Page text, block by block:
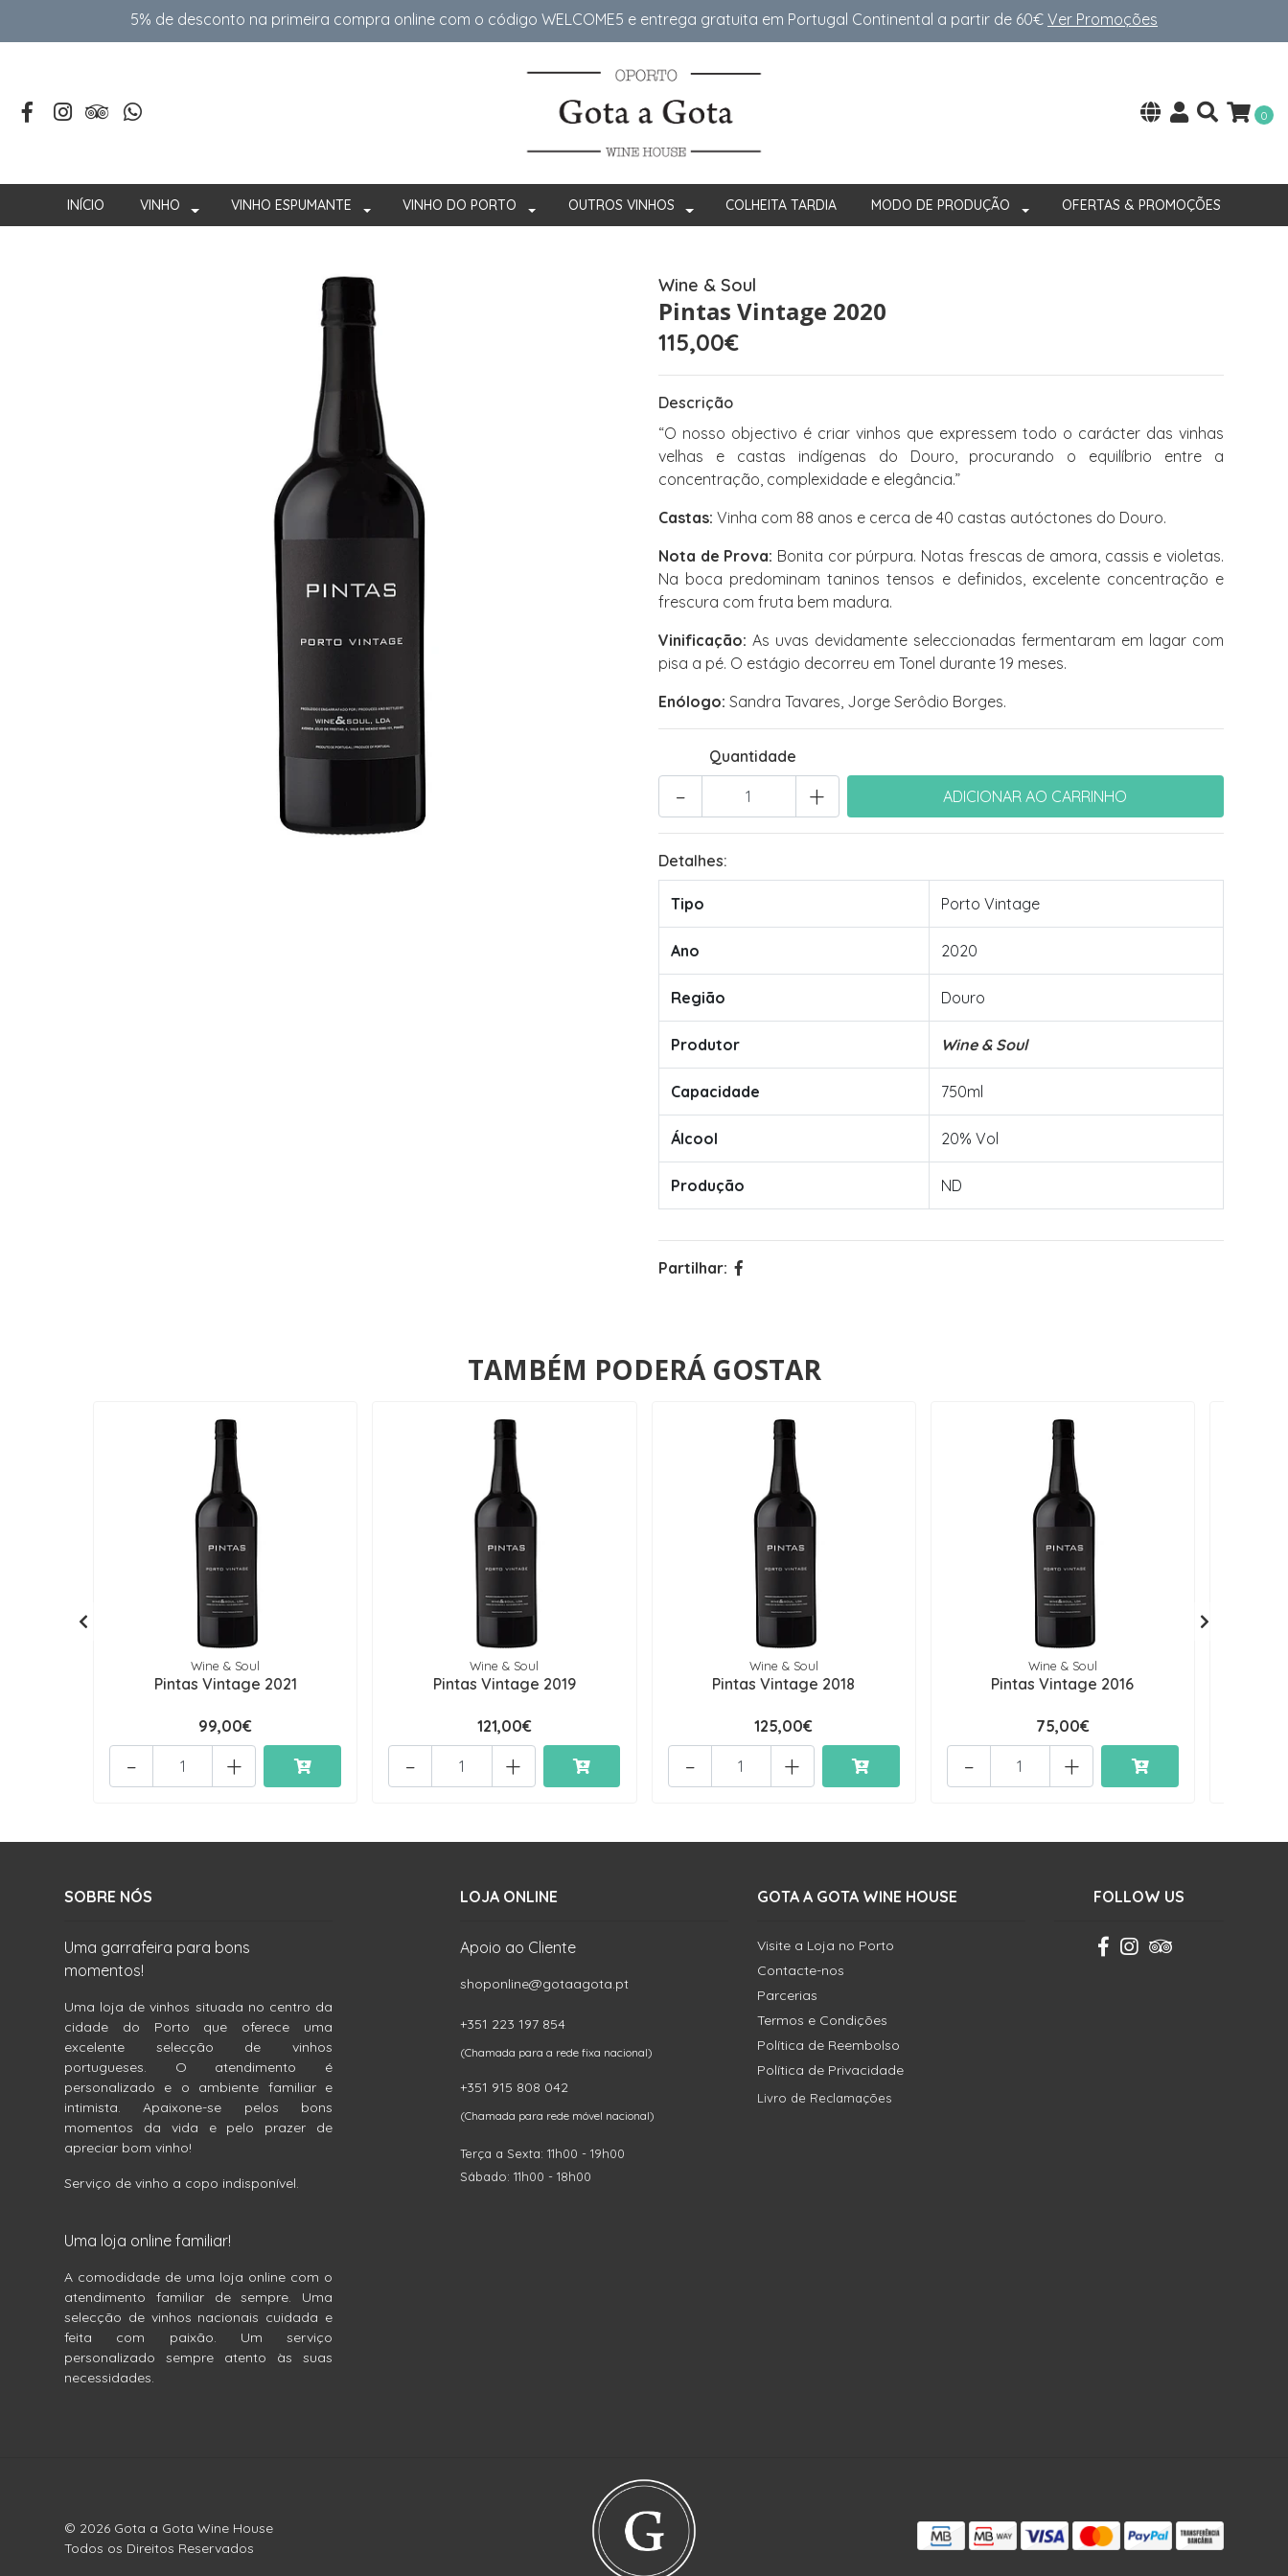
5% de desconto na primeira compra online com o código WELCOME5 e entrega gratuita em Portugal Continental a partir de 60€ Ver Promoções
0
INÍCIO VINHO VINHO ESPUMANTE VINHO DO PORTO OUTROS VINHOS COLHEITA TARDIA MODO DE PRODUÇÃO OFERTAS & PROMOÇÕES
Wine & Soul
Pintas Vintage 2020
115,00€
Descrição
“O nosso objectivo é criar vinhos que expressem todo o carácter das vinhas
velhas e castas indígenas do Douro, procurando o equilíbrio entre a
concentração, complexidade e elegância.”
Castas: Vinha com 88 anos e cerca de 40 castas autóctones do Douro.
Nota de Prova: Bonita cor púrpura. Notas frescas de amora, cassis e violetas.
Na boca predominam taninos tensos e definidos, excelente concentração e
frescura com fruta bem madura.
Vinificação: As uvas devidamente seleccionadas fermentaram em lagar com
pisa a pé. O estágio decorreu em Tonel durante 19 meses.
Enólogo: Sandra Tavares, Jorge Serôdio Borges.
Quantidade
+
-
Detalhes:
Tipo Porto Vintage
Ano 2020
Região Douro
Produtor Wine & Soul
Capacidade 750ml
Álcool 20% Vol
Produção ND
Partilhar:
TAMBÉM PODERÁ GOSTAR
Wine & Soul
Pintas Vintage 2021
99,00€
+
-
Wine & Soul
Pintas Vintage 2019
121,00€
+
-
Wine & Soul
Pintas Vintage 2018
125,00€
+
-
Wine & Soul
Pintas Vintage 2016
75,00€
+
-
SOBRE NÓS
Uma garrafeira para bons
momentos!
Uma loja de vinhos situada no centro da
cidade do Porto que oferece uma
excelente selecção de vinhos
portugueses. O atendimento é
personalizado e o ambiente familiar e
intimista. Apaixone-se pelos bons
momentos da vida e pelo prazer de
apreciar bom vinho!
Serviço de vinho a copo indisponível.
Uma loja online familiar!
A comodidade de uma loja online com o
atendimento familiar de sempre. Uma
selecção de vinhos nacionais cuidada e
feita com paixão. Um serviço
personalizado sempre atento às suas
necessidades.
LOJA ONLINE
Apoio ao Cliente
shoponline@gotaagota.pt
+351 223 197 854
(Chamada para a rede fixa nacional)
+351 915 808 042
(Chamada para rede móvel nacional)
Terça a Sexta: 11h00 - 19h00
Sábado: 11h00 - 18h00
GOTA A GOTA WINE HOUSE
Visite a Loja no Porto
Contacte-nos
Parcerias
Termos e Condições
Política de Reembolso
Política de Privacidade
Livro de Reclamações
FOLLOW US
© 2026 Gota a Gota Wine House
Todos os Direitos Reservados